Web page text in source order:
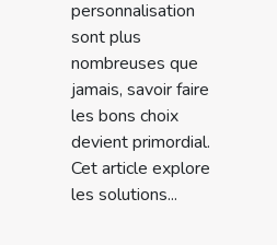
personnalisation
sont plus
nombreuses que
jamais, savoir faire
les bons choix
devient primordial.
Cet article explore
les solutions...